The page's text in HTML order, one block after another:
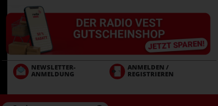
zum
Inhalt
NEWSLETTER-
ANMELDUNG
ANMELDEN /
REGISTRIEREN